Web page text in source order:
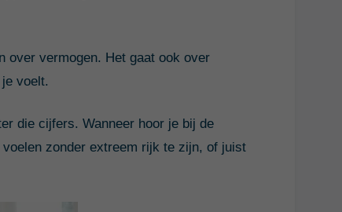
over vermogen. Het gaat ook over
voelt.
die cijfers. Wanneer hoor je bij de
zonder extreem rijk te zijn, of juist